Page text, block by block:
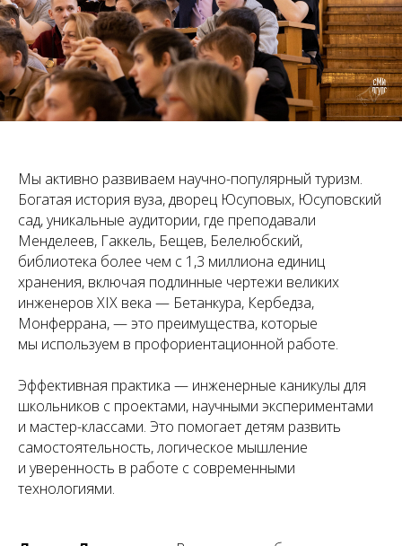
Мы активно развиваем научно-популярный туризм.
Богатая история вуза, дворец Юсуповых, Юсуповский
сад, уникальные аудитории, где преподавали
Менделеев, Гаккель, Бещев, Белелюбский,
библиотека более чем с 1,3 миллиона единиц
хранения, включая подлинные чертежи великих
инженеров XIX века — Бетанкура, Кербедза,
Монферрана, — это преимущества, которые
мы используем в профориентационной работе.
Эффективная практика — инженерные каникулы для
школьников с проектами, научными экспериментами
и мастер-классами. Это помогает детям развить
самостоятельность, логическое мышление
и уверенность в работе с современными
технологиями.